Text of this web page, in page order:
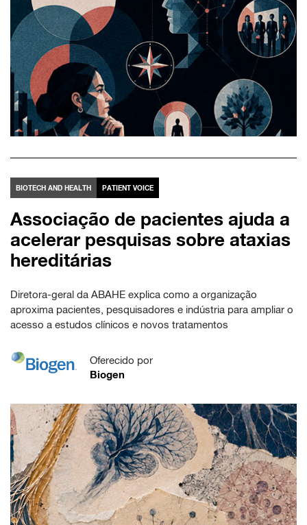
BIOTECH AND HEALTH PATIENT VOICE
Associação de pacientes ajuda a
acelerar pesquisas sobre ataxias
hereditárias
Diretora-geral da ABAHE explica como a organização
aproxima pacientes, pesquisadores e indústria para ampliar o
acesso a estudos clínicos e novos tratamentos
Oferecido por
Biogen